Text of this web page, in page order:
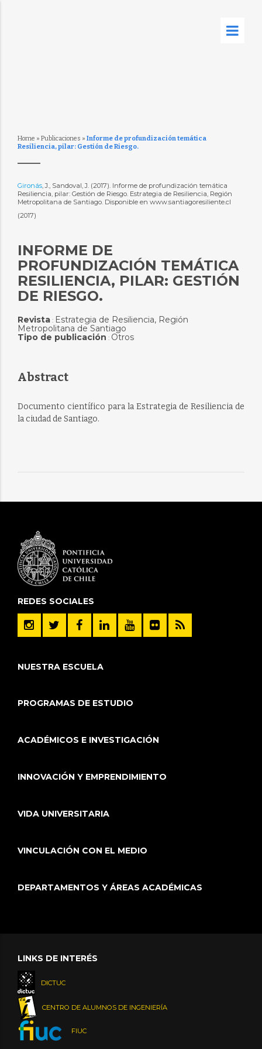
Home » Publicaciones » Informe de profundización temática
Resiliencia, pilar: Gestión de Riesgo.
Gironás, J., Sandoval, J. (2017). Informe de profundización temática
Resiliencia, pilar: Gestión de Riesgo. Estrategia de Resiliencia, Región
Metropolitana de Santiago. Disponible en www.santiagoresiliente.cl
(2017)
INFORME DE
PROFUNDIZACIÓN TEMÁTICA
RESILIENCIA, PILAR: GESTIÓN
DE RIESGO.
Revista: Estrategia de Resiliencia, Región
Metropolitana de Santiago
Tipo de publicación : Otros
Abstract
Documento científico para la Estrategia de Resiliencia de
la ciudad de Santiago.
REDES SOCIALES
NUESTRA ESCUELA
PROGRAMAS DE ESTUDIO
ACADÉMICOS E INVESTIGACIÓN
INNOVACIÓN Y EMPRENDIMIENTO
VIDA UNIVERSITARIA
VINCULACIÓN CON EL MEDIO
DEPARTAMENTOS Y ÁREAS ACADÉMICAS
LINKS DE INTERÉS
DICTUC
CENTRO DE ALUMNOS DE INGENIERÍA
FIUC